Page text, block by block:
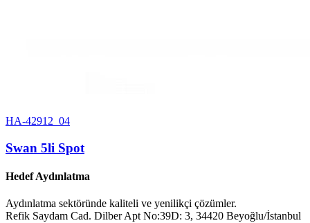
HA-42912_04
Swan 5li Spot
Hedef Aydınlatma
Aydınlatma sektöründe kaliteli ve yenilikçi çözümler.
Refik Saydam Cad. Dilber Apt No:39D: 3, 34420 Beyoğlu/İstanbul